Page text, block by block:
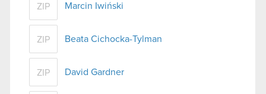
ZIP Marcin Iwiński
ZIP Beata Cichocka-Tylman
ZIP David Gardner